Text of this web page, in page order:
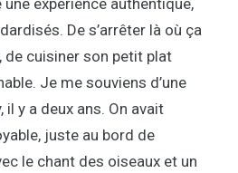
De s’arrêter là où ça
de cuisiner son petit plat
Je me souviens d’une
il y a deux ans. On avait
juste au bord de
le chant des oiseaux et un